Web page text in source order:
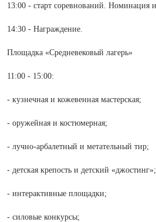
13:00 - старт соревнований. Номинация
14:30 - Награждение.
Площадка «Средневековый лагерь»
11:00 - 15:00:
- кузнечная и кожевенная мастерская;
- оружейная и костюмерная;
- лучно-арбалетный и метательный тир;
- детская крепость и детский «джостинг»;
- интерактивные площадки;
- силовые конкурсы;